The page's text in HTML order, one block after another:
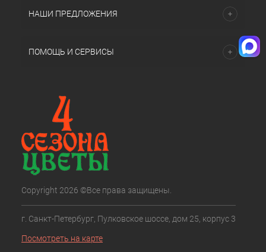
НАШИ ПРЕДЛОЖЕНИЯ
ПОМОЩЬ И СЕРВИСЫ
Copyright 2026 ©Все права защищены.
г. Санкт-Петербург, Пулковское шоссе, дом 25, корпус 3
Посмотреть на карте